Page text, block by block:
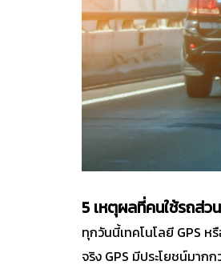
5 เหตุผลที่คนใช้รถส่ว
ทุกวันนี้เทคโนโลยี GPS ห
จริง GPS มีประโยชน์มาก